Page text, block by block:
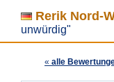
Rerik Nord-
unwürdig"
« alle